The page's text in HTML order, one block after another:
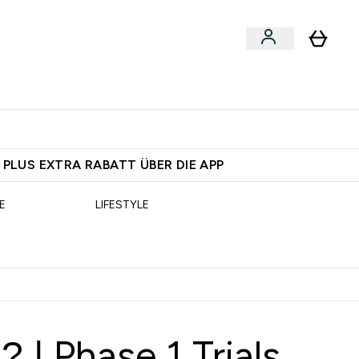
EXTRA RABATT ÜBER DIE APP
LIFESTYLE